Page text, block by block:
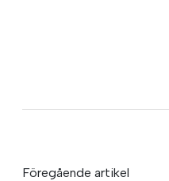
Föregående artikel